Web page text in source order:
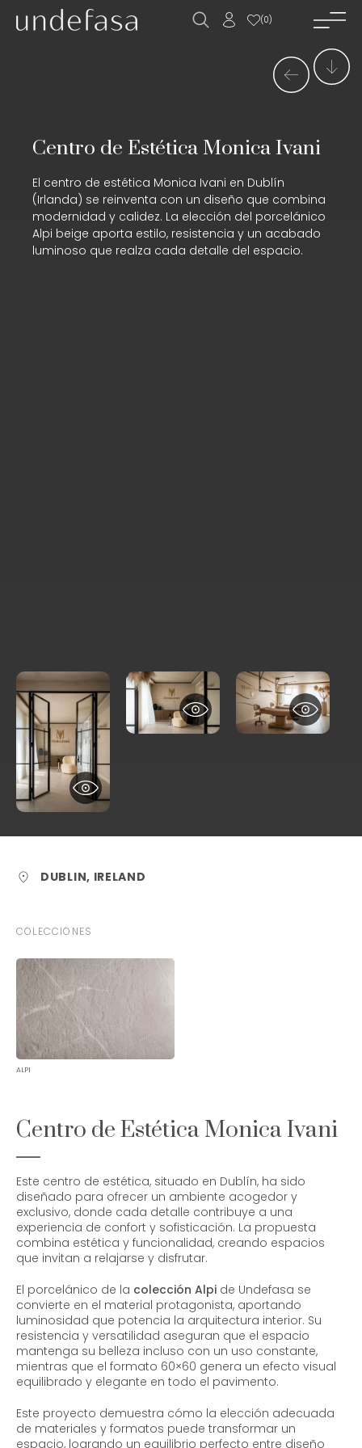
(0)
productos_
descargas_
proyectos_
trabaja con
Centro de Estética Monica Ivani
El centro de estética Monica Ivani en Dublín
(Irlanda) se reinventa con un diseño que combina
modernidad y calidez. La elección del porcelánico
Alpi beige aporta estilo, resistencia y un acabado
luminoso que realza cada detalle del espacio.
DUBLIN, IRELAND
COLECCIONES
ALPI
Centro de Estética Monica Ivani
Este centro de estética, situado en Dublín, ha sido
diseñado para ofrecer un ambiente acogedor y
exclusivo, donde cada detalle contribuye a una
experiencia de confort y sofisticación. La propuesta
combina estética y funcionalidad, creando espacios
que invitan a relajarse y disfrutar.
El porcelánico de la colección Alpi de Undefasa se
convierte en el material protagonista, aportando
luminosidad que potencia la arquitectura interior. Su
resistencia y versatilidad aseguran que el espacio
mantenga su belleza incluso con un uso constante,
mientras que el formato 60×60 genera un efecto visual
equilibrado y elegante en todo el pavimento.
Este proyecto demuestra cómo la elección adecuada
de materiales y formatos puede transformar un
espacio, logrando un equilibrio perfecto entre diseño